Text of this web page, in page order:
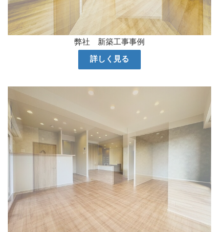
弊社 新築工事事例
詳しく見る